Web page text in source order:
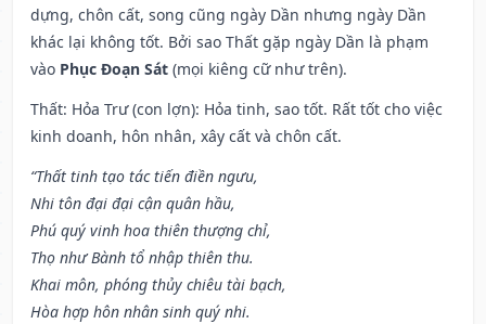
dựng, chôn cất, song cũng ngày Dần nhưng ngày Dần
khác lại không tốt. Bởi sao Thất gặp ngày Dần là phạm
vào Phục Đoạn Sát (mọi kiêng cữ như trên).
Thất: Hỏa Trư (con lợn): Hỏa tinh, sao tốt. Rất tốt cho việc
kinh doanh, hôn nhân, xây cất và chôn cất.
“Thất tinh tạo tác tiến điền ngưu,
Nhi tôn đại đại cận quân hầu,
Phú quý vinh hoa thiên thượng chỉ,
Thọ như Bành tổ nhập thiên thu.
Khai môn, phóng thủy chiêu tài bạch,
Hòa hợp hôn nhân sinh quý nhi.